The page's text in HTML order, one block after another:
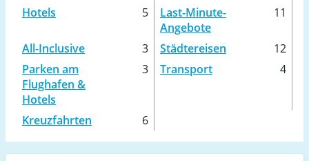
Hotels 5
Last-Minute-
Angebote
11
All-Inclusive 3 Städtereisen
12
Parken am
Flughafen &
Hotels
3 Transport 4
Kreuzfahrten 6